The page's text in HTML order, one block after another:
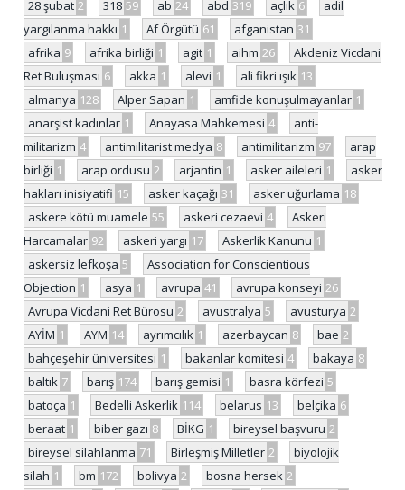
28 şubat 2 318 59 ab 24 abd 319 açlık 6
adil
yargılanma hakkı 1 Af Örgütü 61 afganistan 31
afrika 9 afrika birliği 1 agit 1 aihm 26
Akdeniz Vicdani
Ret Buluşması 6 akka 1 alevi 1 ali fikri ışık 13
almanya 128 Alper Sapan 1 amfide konuşulmayanlar 1
anarşist kadınlar 1 Anayasa Mahkemesi 4
anti-
militarizm 4 antimilitarist medya 8 antimilitarizm 97
arap
birliği 1 arap ordusu 2 arjantin 1 asker aileleri 1
asker
hakları inisiyatifi 15 asker kaçağı 31 asker uğurlama 18
askere kötü muamele 55 askeri cezaevi 4
Askeri
Harcamalar 92 askeri yargı 17 Askerlik Kanunu 1
askersiz lefkoşa 5
Association for Conscientious
Objection 1 asya 1 avrupa 41 avrupa konseyi 26
Avrupa Vicdani Ret Bürosu 2 avustralya 5 avusturya 2
AYİM 1 AYM 14 ayrımcılık 1 azerbaycan 8 bae 2
bahçeşehir üniversitesi 1 bakanlar komitesi 4 bakaya 8
baltık 7 barış 174 barış gemisi 1 basra körfezi 5
batoça 1 Bedelli Askerlik 114 belarus 13 belçika 6
beraat 1 biber gazı 8 BİKG 1 bireysel başvuru 2
bireysel silahlanma 71 Birleşmiş Milletler 2
biyolojik
silah 1 bm 172 bolivya 2 bosna hersek 2